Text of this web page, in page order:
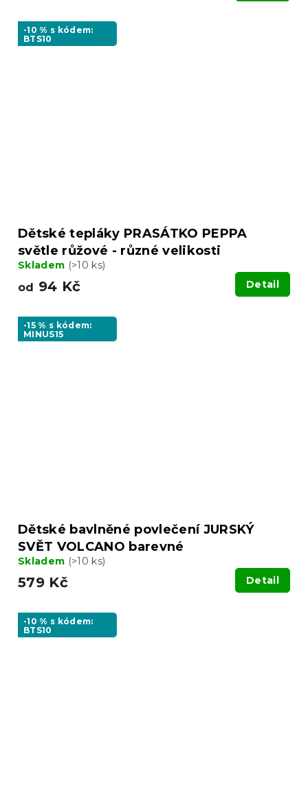
-10 % s kódem:
BTS10
Dětské tepláky PRASÁTKO PEPPA
světle růžové - různé velikosti
Skladem (>10 ks)
od 94 Kč Detail
-15 % s kódem:
MINUS15
Dětské bavlněné povlečení JURSKÝ
SVĚT VOLCANO barevné
Skladem (>10 ks)
579 Kč Detail
-10 % s kódem:
BTS10